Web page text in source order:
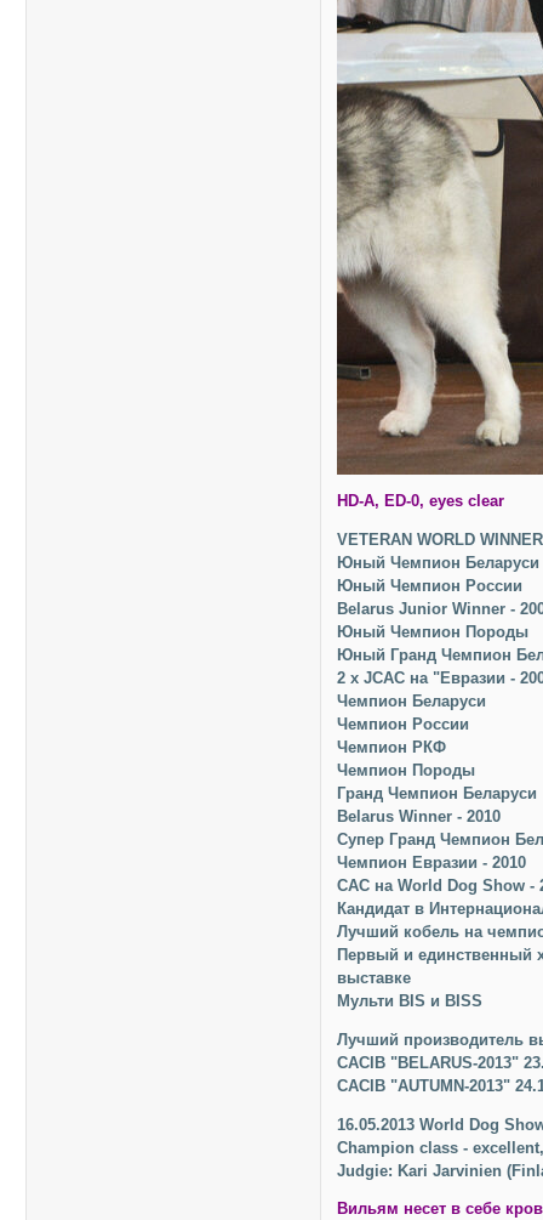
HD-A, ED-0, eyes clear
VETERAN WORLD
Юный Чемпион Беларуси
Юный Чемпион России
Belarus Junior Winner -
Юный Чемпион Породы
Юный Гранд Чемпион
2 х JCAC на "Евразии -
Чемпион Беларуси
Чемпион России
Чемпион РКФ
Чемпион Породы
Гранд Чемпион Беларуси
Belarus Winner - 2010
Супер Гранд Чемпион
Чемпион Евразии - 2010
САС на World Dog Show -
Кандидат в
Лучший кобель на
Первый и единственный
выставке
Мульти BIS и BISS
Лучший производитель
CACIB "BELARUS-2013"
CACIB "AUTUMN-2013"
16.05.2013 World Dog
Champion class -
Judgie: Kari Jarvinien
Вильям несет в себе